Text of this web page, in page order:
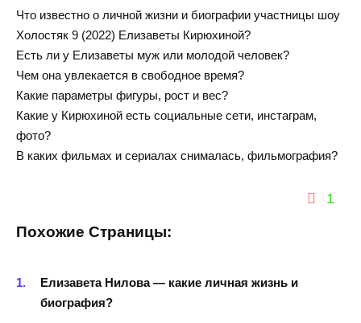
Что известно о личной жизни и биографии участницы шоу
Холостяк 9 (2022) Елизаветы Кирюхиной?
Есть ли у Елизаветы муж или молодой человек?
Чем она увлекается в свободное время?
Какие параметры фигуры, рост и вес?
Какие у Кирюхиной есть социальные сети, инстаграм,
фото?
В каких фильмах и сериалах снималась, фильмография?
1
Похожие Страницы:
Елизавета Нилова — какие личная жизнь и
биография?